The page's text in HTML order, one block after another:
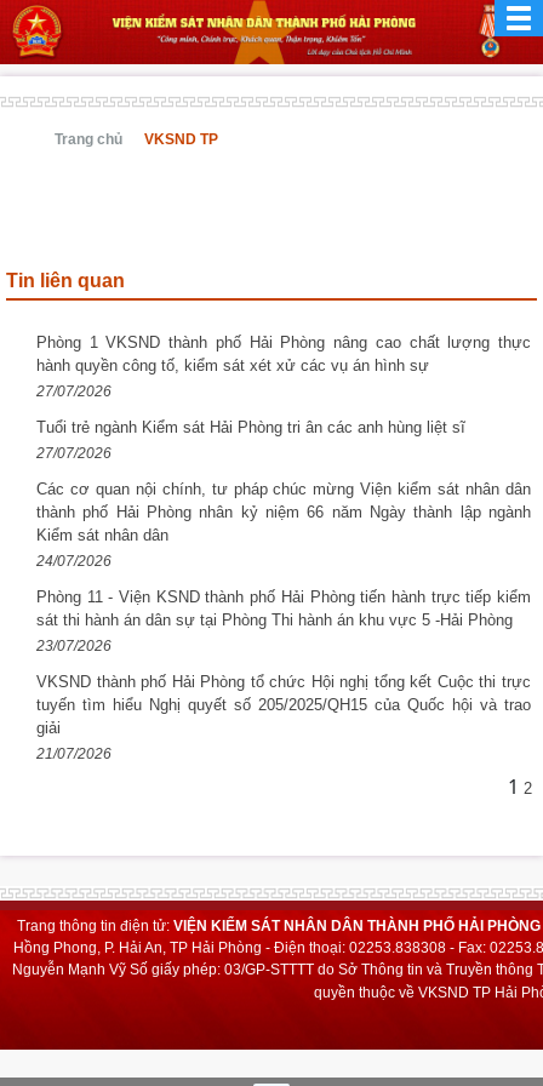
Trang chủ VKSND TP
Tin liên quan
Phòng 1 VKSND thành phố Hải Phòng nâng cao chất lượng thực
hành quyền công tố, kiểm sát xét xử các vụ án hình sự
27/07/2026
Tuổi trẻ ngành Kiểm sát Hải Phòng tri ân các anh hùng liệt sĩ
27/07/2026
Các cơ quan nội chính, tư pháp chúc mừng Viện kiểm sát nhân dân
thành phố Hải Phòng nhân kỷ niệm 66 năm Ngày thành lập ngành
Kiểm sát nhân dân
24/07/2026
Phòng 11 - Viện KSND thành phố Hải Phòng tiến hành trực tiếp kiểm
sát thi hành án dân sự tại Phòng Thi hành án khu vực 5 -Hải Phòng
23/07/2026
VKSND thành phố Hải Phòng tổ chức Hội nghị tổng kết Cuộc thi trực
tuyến tìm hiểu Nghị quyết số 205/2025/QH15 của Quốc hội và trao
giải
21/07/2026
1 2
Trang thông tin điện tử: VIỆN KIỂM SÁT NHÂN DÂN THÀNH PHỐ HẢI PHÒNG
Hồng Phong, P. Hải An, TP Hải Phòng - Điện thoại: 02253.838308 - Fax:
Nguyễn Mạnh VỹSố giấy phép: 03/GP-STTTT do Sở Thông tin và Truyền
quyền thuộc về VKSND TP Hải